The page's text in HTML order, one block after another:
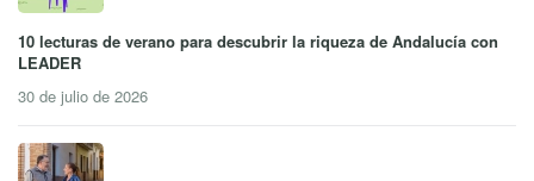
10 lecturas de verano para descubrir la riqueza de Andalucía con
LEADER
30 de julio de 2026